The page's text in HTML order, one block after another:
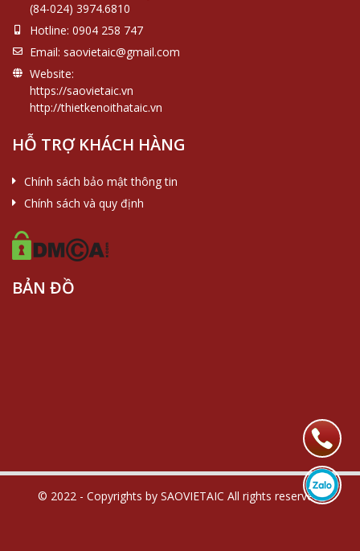
(84-024) 3974.6810
Hotline: 0904 258 747
Email: saovietaic@gmail.com
Website:
https://saovietaic.vn
http://thietkenoithataic.vn
HỖ TRỢ KHÁCH HÀNG
Chính sách bảo mật thông tin
Chính sách và quy định
BẢN ĐỒ
© 2022 - Copyrights by SAOVIETAIC All rights reserved.